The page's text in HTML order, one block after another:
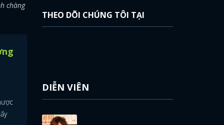
chàng
THEO DÕI CHÚNG TÔI TẠI
DIỄN VIÊN